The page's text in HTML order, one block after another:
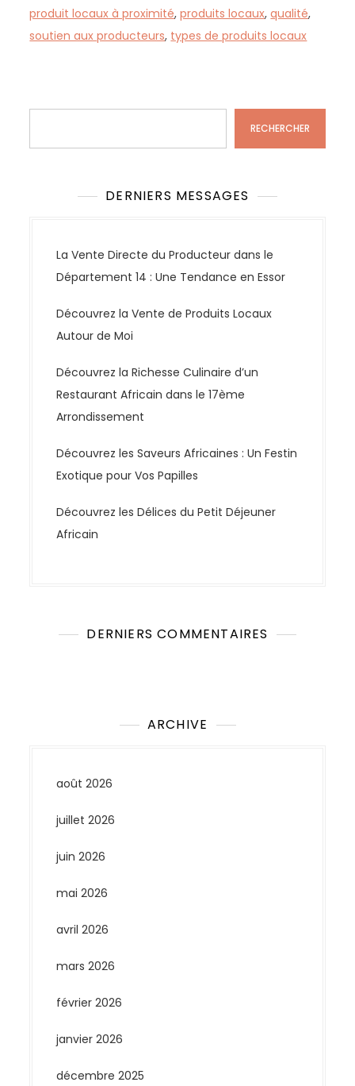
produit locaux à proximité,produits locaux,qualité,
soutien aux producteurs, types de produits locaux
RECHERCHER
DERNIERS MESSAGES
La Vente Directe du Producteur dans le
Département 14 : Une Tendance en Essor
Découvrez la Vente de Produits Locaux
Autour de Moi
Découvrez la Richesse Culinaire d’un
Restaurant Africain dans le 17ème
Arrondissement
Découvrez les Saveurs Africaines : Un Festin
Exotique pour Vos Papilles
Découvrez les Délices du Petit Déjeuner
Africain
DERNIERS COMMENTAIRES
ARCHIVE
août 2026
juillet 2026
juin 2026
mai 2026
avril 2026
mars 2026
février 2026
janvier 2026
décembre 2025